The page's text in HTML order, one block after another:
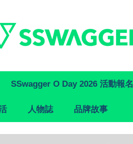
SSwagger O Day 2026 活動報名
人物誌 品牌故事